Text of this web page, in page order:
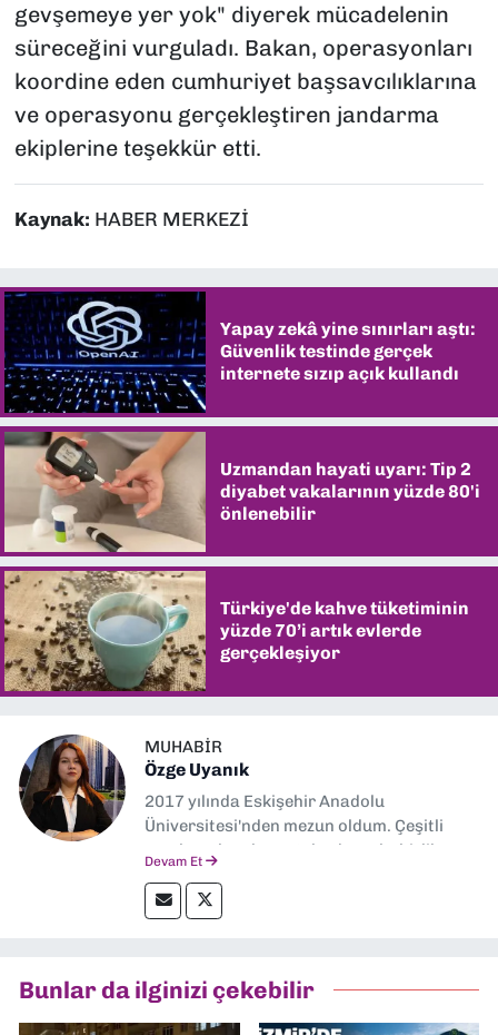
gevşemeye yer yok" diyerek mücadelenin
süreceğini vurguladı. Bakan, operasyonları
koordine eden cumhuriyet başsavcılıklarına
ve operasyonu gerçekleştiren jandarma
ekiplerine teşekkür etti.
Kaynak: HABER MERKEZİ
Yapay zekâ yine sınırları aştı:
Güvenlik testinde gerçek
internete sızıp açık kullandı
Uzmandan hayati uyarı: Tip 2
diyabet vakalarının yüzde 80'i
önlenebilir
Türkiye'de kahve tüketiminin
yüzde 70’i artık evlerde
gerçekleşiyor
MUHABIR
Özge Uyanık
2017 yılında Eskişehir Anadolu
Üniversitesi'nden mezun oldum. Çeşitli
yerel ve ulusal gazetelerde muhabirlik
hakları alanlarında haberler üretmeye
odaklanıyorum.
Devam Et
Bunlar da ilginizi çekebilir